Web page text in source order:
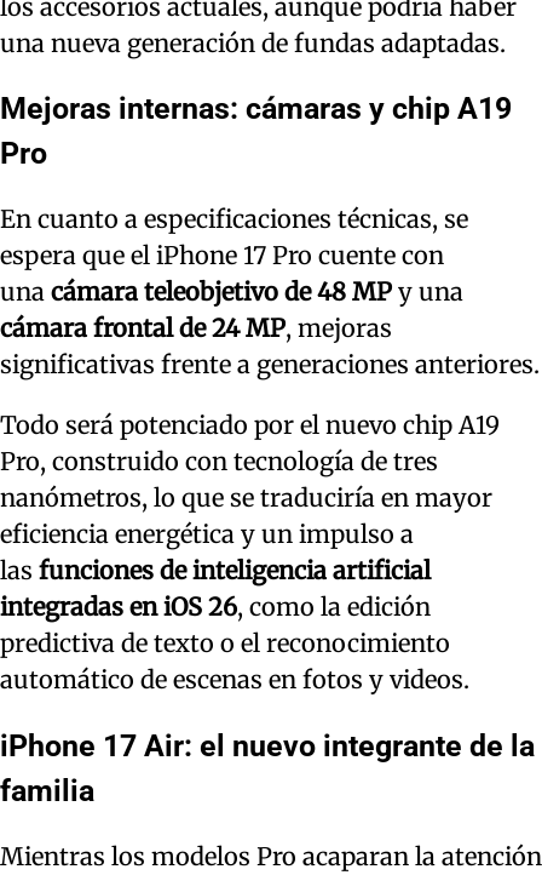
los accesorios actuales, aunque podría haber
una nueva generación de fundas adaptadas.
Mejoras internas: cámaras y chip A19
Pro
En cuanto a especificaciones técnicas, se
espera que el iPhone 17 Pro cuente con
una cámara teleobjetivo de 48 MP y una
cámara frontal de 24 MP, mejoras
significativas frente a generaciones anteriores.
Todo será potenciado por el nuevo chip A19
Pro, construido con tecnología de tres
nanómetros, lo que se traduciría en mayor
eficiencia energética y un impulso a
las funciones de inteligencia artificial
integradas en iOS 26, como la edición
predictiva de texto o el reconocimiento
automático de escenas en fotos y videos.
iPhone 17 Air: el nuevo integrante de la
familia
Mientras los modelos Pro acaparan la atención